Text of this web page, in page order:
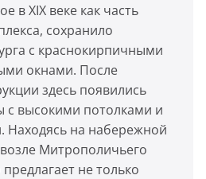
в XIX веке как часть
сохранило
с краснокирпичными
окнами. После
здесь появились
высокими потолками и
Находясь на набережной
Митрополичьего
не только